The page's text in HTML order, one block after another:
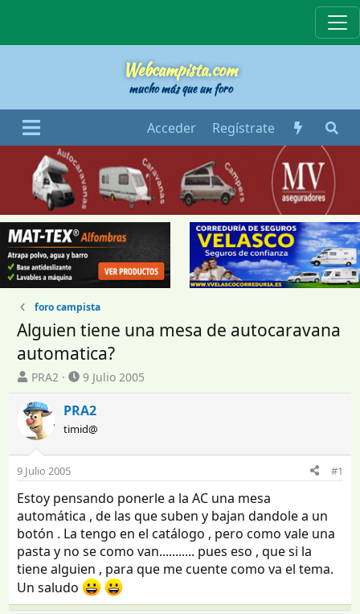
Webcampista.com
mucho más que un foro
Acceder Regístrate
foro campista
Alguien tiene una mesa de autocaravana
automatica?
I
n
i
c
i
a
d
o
r
d
e
t
e
m
a
PRA2
F
e
c
h
a
d
i
n
i
c
o
9 Julio 2005
PRA2
timid@
9 Julio 2005 #1
Estoy pensando ponerle a la AC una mesa
automática , de las que suben y bajan dandole a un
botón . La tengo en el catálogo , pero como vale una
pasta y no se como van........... pues eso , que si la
tiene alguien , para que me cuente como va el tema.
Un saludo